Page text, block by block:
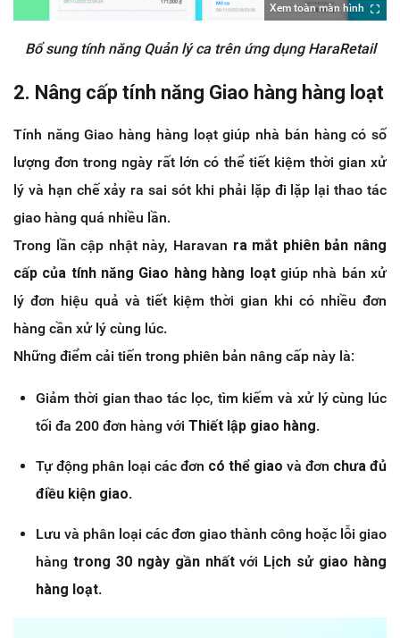
Xem toàn màn hình
Bổ sung tính năng Quản lý ca trên ứng dụng HaraRetail
2. Nâng cấp tính năng Giao hàng hàng loạt
Tính năng Giao hàng hàng loạt giúp nhà bán hàng có số
lượng đơn trong ngày rất lớn có thể tiết kiệm thời gian xử
lý và hạn chế xảy ra sai sót khi phải lặp đi lặp lại thao tác
giao hàng quá nhiều lần.
Trong lần cập nhật này, Haravan ra mắt phiên bản nâng
cấp của tính năng Giao hàng hàng loạtgiúp nhà bán xử
lý đơn hiệu quả và tiết kiệm thời gian khi có nhiều đơn
hàng cần xử lý cùng lúc.
Những điểm cải tiến trong phiên bản nâng cấp này là:
Giảm thời gian thao tác lọc, tìm kiếm và xử lý cùng lúc
tối đa 200 đơn hàng với Thiết lập giao hàng.
Tự động phân loại các đơn có thể giao và đơn chưa đủ
điều kiện giao.
Lưu và phân loại các đơn giao thành công hoặc lỗi giao
hàng trong 30 ngày gần nhấtvới Lịch sử giao hàng
hàng loạt.